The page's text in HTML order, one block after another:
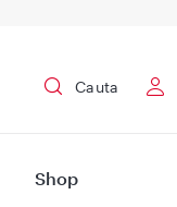
Cauta
Shop